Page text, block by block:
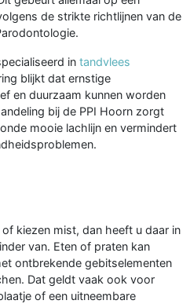
de strikte richtlijnen van de
in tandvlees
blijkt dat ernstige
en duurzaam kunnen worden
bij de PPI Hoorn zorgt
mooie lachlijn en vermindert
kiezen mist, dan heeft u daar in
van. Eten of praten kan
ontbrekende gebitselementen
Dat geldt vaak ook voor
of een uitneembare